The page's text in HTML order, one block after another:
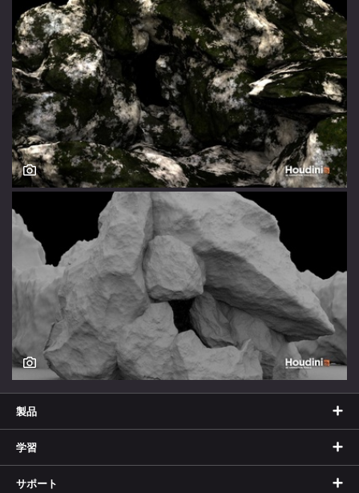
製品
学習
サポート